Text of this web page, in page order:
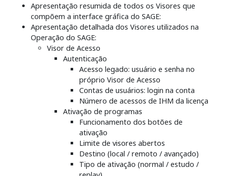
Apresentação resumida de todos os Visores que
compõem a interface gráfica do SAGE:
Apresentação detalhada dos Visores utilizados na
Operação do SAGE:
Visor de Acesso
Autenticação
Acesso legado: usuário e senha no
próprio Visor de Acesso
Contas de usuários: login na conta
Número de acessos de IHM da licença
Ativação de programas
Funcionamento dos botões de
ativação
Limite de visores abertos
Destino (local / remoto / avançado)
Tipo de ativação (normal / estudo /